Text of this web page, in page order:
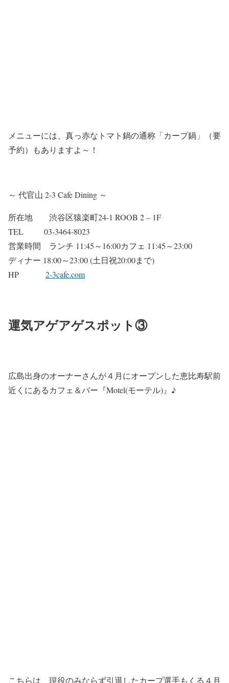
メニューには、真っ赤なトマト鍋の通称「カープ鍋」（要
予約）もありますよ～！
～ 代官山 2-3 Cafe Dining ～
所在地 渋谷区猿楽町24-1 ROOB 2 – 1F
TEL 03-3464-8023
営業時間 ランチ 11:45～16:00カフェ 11:45～23:00
ディナー 18:00～23:00 (土日祝20:00まで)
HP 2-3cafe.com
運気アゲアゲスポット③
広島出身のオーナーさんが４月にオープンした恵比寿駅前
近くにあるカフェ＆バー『Motel(モーテル)』♪
こちらは、現役のみならず引退したカープ選手もくる４月